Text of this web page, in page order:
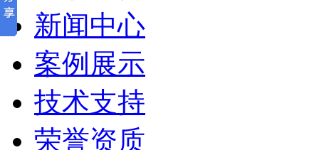
新闻中心
案例展示
技术支持
荣誉资质